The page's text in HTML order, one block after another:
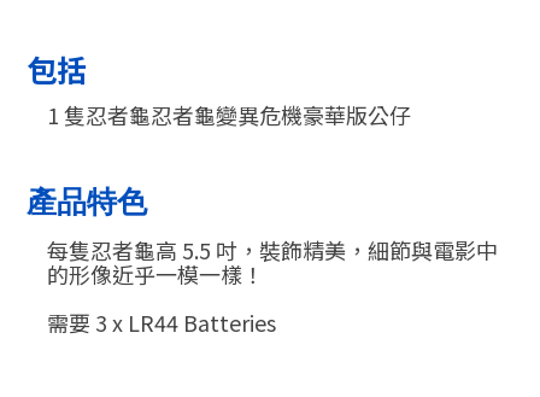
包括
1 隻忍者龜忍者龜變異危機豪華版公仔
產品特色
每隻忍者龜高 5.5 吋，裝飾精美，細節與電影中
的形像近乎一模一樣！
需要 3 x LR44 Batteries